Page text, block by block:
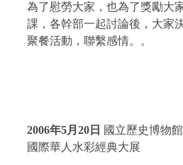
為了慰勞大家，也為了獎勵大
課，各幹部一起討論後，大家
聚餐活動，聯繫感情。。
2006年5月 20 日 國立歷史博物
國際華人水彩經典大展